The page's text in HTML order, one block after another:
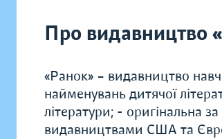
Про видавництво
«Ранок» – видавництво
найменувань дитячої
літератури; - оригінальна
видавництвами США та